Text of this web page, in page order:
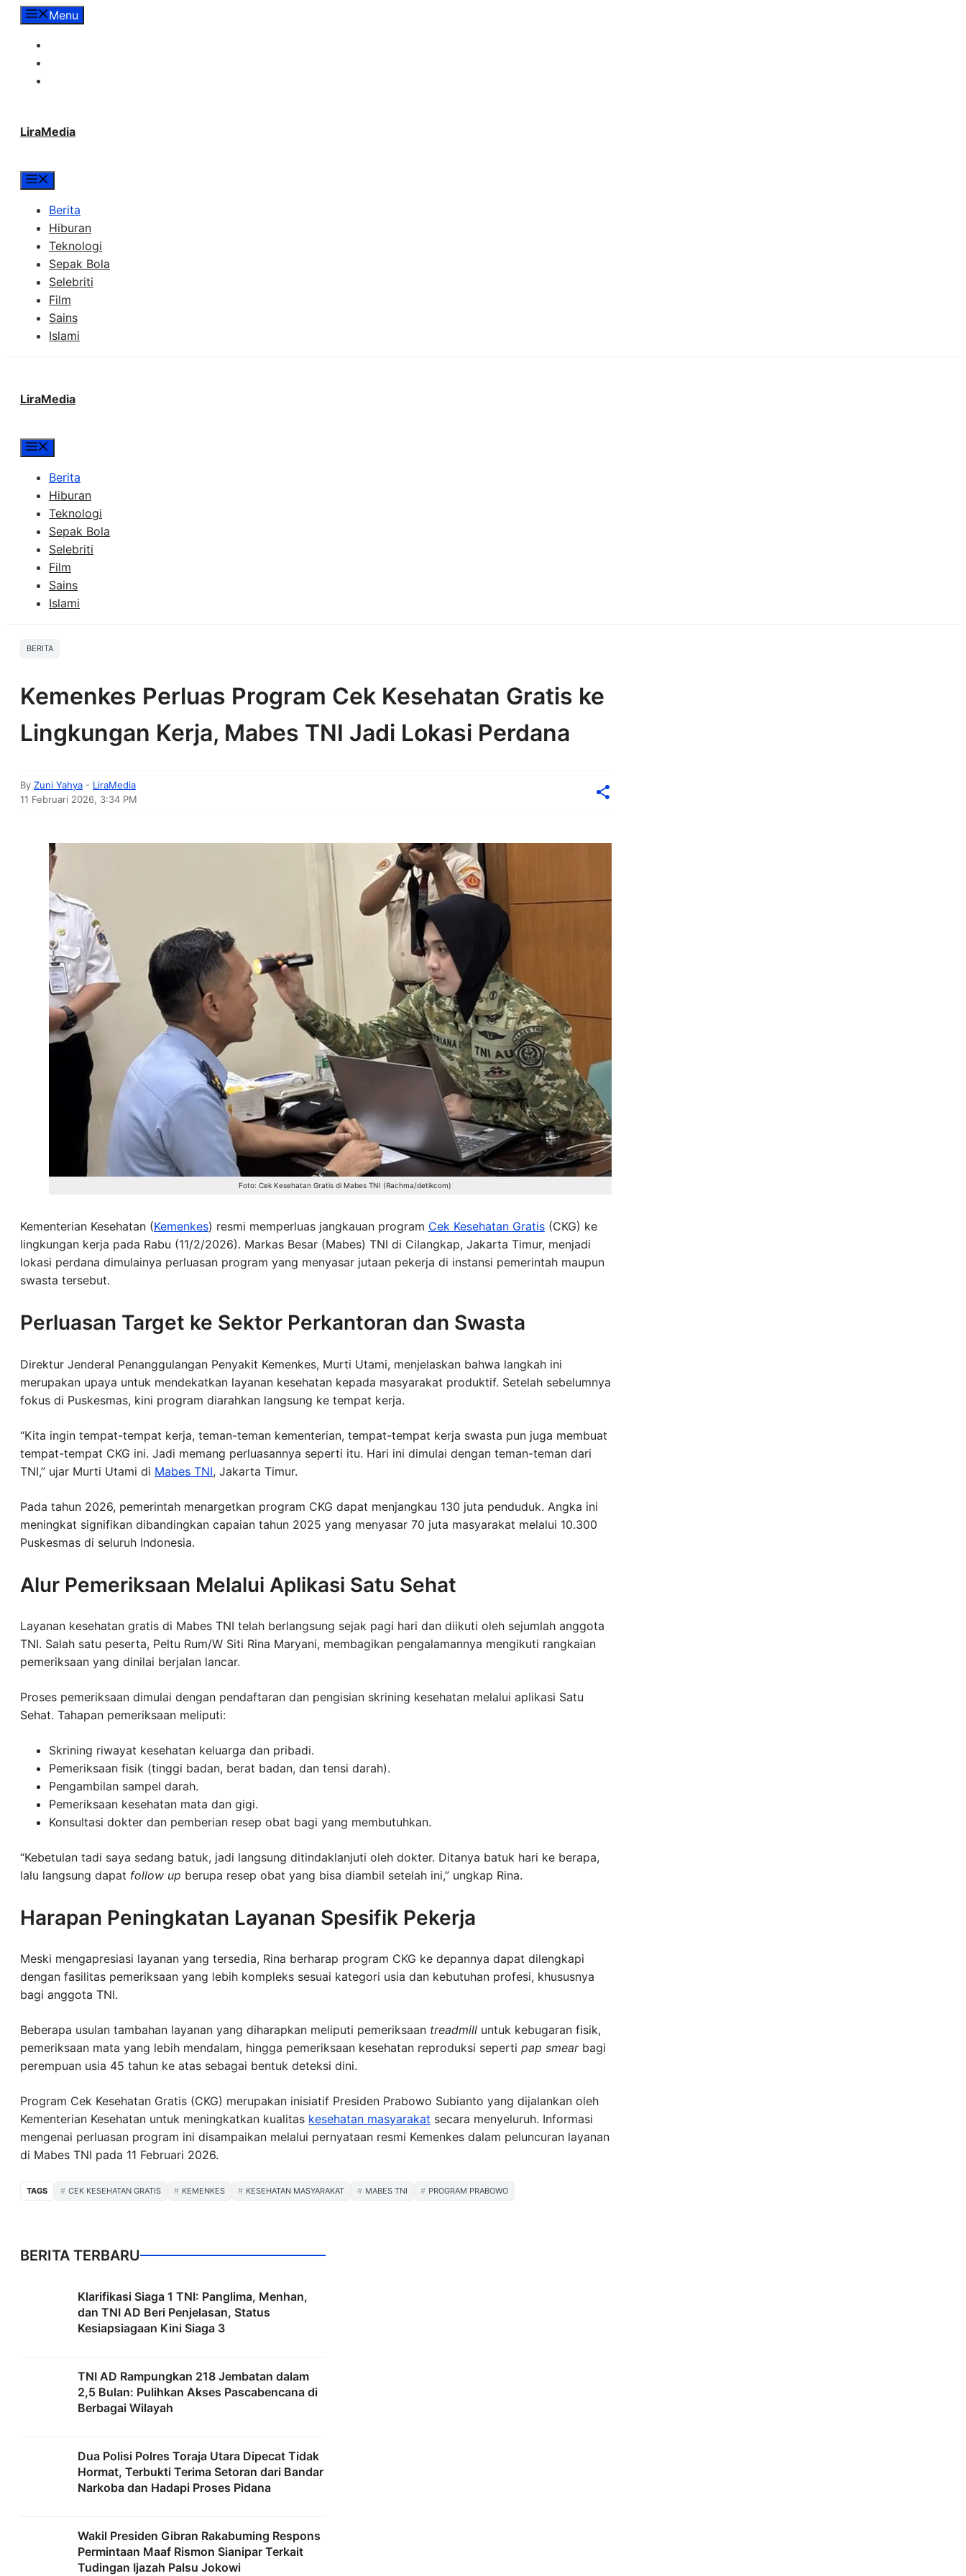
LangsungMenu
LiraMedia
Berita
Hiburan
Teknologi
Sepak Bola
Selebriti
Film
Sains
Islami
LiraMedia
Berita
Hiburan
Teknologi
Sepak Bola
Selebriti
Film
Sains
Islami
BERITA
Kemenkes Perluas Program Cek Kesehatan Gratis ke
Lingkungan Kerja, Mabes TNI Jadi Lokasi Perdana
By Zuni Yahya - LiraMedia
11 Februari 2026, 3:34 PM
Foto: Cek Kesehatan Gratis di Mabes TNI (Rachma/detikcom)
Kementerian Kesehatan (Kemenkes) resmi memperluas jangkauan program Cek Kesehatan Gratis (CKG) ke
lingkungan kerja pada Rabu (11/2/2026). Markas Besar (Mabes) TNI di Cilangkap, Jakarta Timur, menjadi
lokasi perdana dimulainya perluasan program yang menyasar jutaan pekerja di instansi pemerintah maupun
swasta tersebut.
Perluasan Target ke Sektor Perkantoran dan Swasta
Direktur Jenderal Penanggulangan Penyakit Kemenkes, Murti Utami, menjelaskan bahwa langkah ini
merupakan upaya untuk mendekatkan layanan kesehatan kepada masyarakat produktif. Setelah sebelumnya
fokus di Puskesmas, kini program diarahkan langsung ke tempat kerja.
“Kita ingin tempat-tempat kerja, teman-teman kementerian, tempat-tempat kerja swasta pun juga membuat
tempat-tempat CKG ini. Jadi memang perluasannya seperti itu. Hari ini dimulai dengan teman-teman dari
TNI,” ujar Murti Utami di Mabes TNI, Jakarta Timur.
Pada tahun 2026, pemerintah menargetkan program CKG dapat menjangkau 130 juta penduduk. Angka ini
meningkat signifikan dibandingkan capaian tahun 2025 yang menyasar 70 juta masyarakat melalui 10.300
Puskesmas di seluruh Indonesia.
Alur Pemeriksaan Melalui Aplikasi Satu Sehat
Layanan kesehatan gratis di Mabes TNI telah berlangsung sejak pagi hari dan diikuti oleh sejumlah anggota
TNI. Salah satu peserta, Peltu Rum/W Siti Rina Maryani, membagikan pengalamannya mengikuti rangkaian
pemeriksaan yang dinilai berjalan lancar.
Proses pemeriksaan dimulai dengan pendaftaran dan pengisian skrining kesehatan melalui aplikasi Satu
Sehat. Tahapan pemeriksaan meliputi:
Skrining riwayat kesehatan keluarga dan pribadi.
Pemeriksaan fisik (tinggi badan, berat badan, dan tensi darah).
Pengambilan sampel darah.
Pemeriksaan kesehatan mata dan gigi.
Konsultasi dokter dan pemberian resep obat bagi yang membutuhkan.
“Kebetulan tadi saya sedang batuk, jadi langsung ditindaklanjuti oleh dokter. Ditanya batuk hari ke berapa,
lalu langsung dapat follow up berupa resep obat yang bisa diambil setelah ini,” ungkap Rina.
Harapan Peningkatan Layanan Spesifik Pekerja
Meski mengapresiasi layanan yang tersedia, Rina berharap program CKG ke depannya dapat dilengkapi
dengan fasilitas pemeriksaan yang lebih kompleks sesuai kategori usia dan kebutuhan profesi, khususnya
bagi anggota TNI.
Beberapa usulan tambahan layanan yang diharapkan meliputi pemeriksaan treadmill untuk kebugaran fisik,
pemeriksaan mata yang lebih mendalam, hingga pemeriksaan kesehatan reproduksi seperti pap smearbagi
perempuan usia 45 tahun ke atas sebagai bentuk deteksi dini.
Program Cek Kesehatan Gratis (CKG) merupakan inisiatif Presiden Prabowo Subianto yang dijalankan oleh
Kementerian Kesehatan untuk meningkatkan kualitas kesehatan masyarakat secara menyeluruh. Informasi
mengenai perluasan program ini disampaikan melalui pernyataan resmi Kemenkes dalam peluncuran layanan
di Mabes TNI pada 11 Februari 2026.
TAGS CEK KESEHATAN GRATIS KEMENKES KESEHATAN MASYARAKAT MABES TNI PROGRAM PRABOWO
BERITA TERBARU
Klarifikasi Siaga 1 TNI: Panglima, Menhan,
dan TNI AD Beri Penjelasan, Status
Kesiapsiagaan Kini Siaga 3
TNI AD Rampungkan 218 Jembatan dalam
2,5 Bulan: Pulihkan Akses Pascabencana di
Berbagai Wilayah
Dua Polisi Polres Toraja Utara Dipecat Tidak
Hormat, Terbukti Terima Setoran dari Bandar
Narkoba dan Hadapi Proses Pidana
Wakil Presiden Gibran Rakabuming Respons
Permintaan Maaf Rismon Sianipar Terkait
Tudingan Ijazah Palsu Jokowi